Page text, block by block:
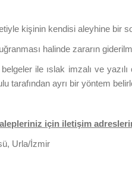
kişinin kendisi aleyhine bir
halinde zararın
ile ıslak imzalı ve
tarafından ayrı bir yöntem
için iletişim
Urla/İzmir